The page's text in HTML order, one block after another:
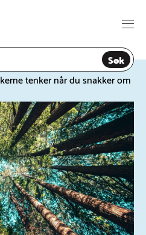
Søk
tenker når du snakker om